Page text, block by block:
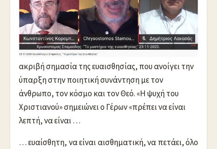
ακριβή σημασία της ευαισθησίας, που ανοίγει την
ύπαρξη στην ποιητική συνάντηση με τον
άνθρωπο, τον κόσμο και τον Θεό. «Η ψυχή του
Χριστιανού» σημειώνει ο Γέρων «πρέπει να είναι
λεπτή, να είναι …
… ευαίσθητη, να είναι αισθηματική, να πετάει, όλο